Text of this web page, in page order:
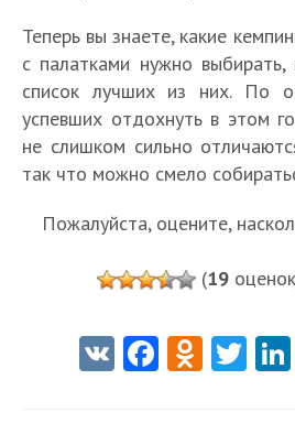
Теперь вы знаете, какие
с палатками нужно
список лучших из них. По
успевших отдохнуть в этом
не слишком сильно
так что можно смело
Пожалуйста, оцените,
(19
V Fa O T